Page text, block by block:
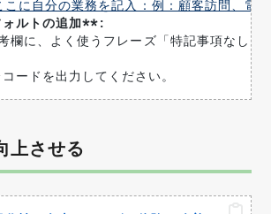
こに自分の業務を記入：例：顧客訪問、電
ルトの追加**:
欄に、よく使うフレーズ「特記事項なし
ードを出力してください。
上させる